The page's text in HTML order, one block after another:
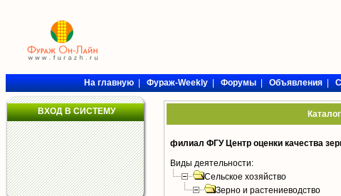
На главную|Фураж-Weekly|Форумы|Объявления|
ВХОД В СИСТЕМУ
филиал ФГУ Центр оценки качества
Виды деятельности:
Сельское хозяйство
Зерно и растениеводство